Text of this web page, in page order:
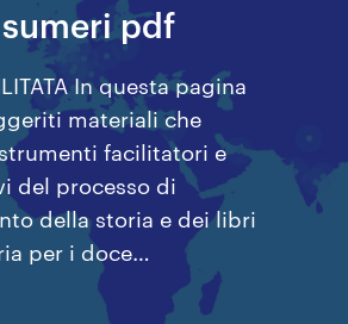
pdf
In questa pagina
materiali che
facilitatori e
del processo di
della storia e dei libri
per i doce…